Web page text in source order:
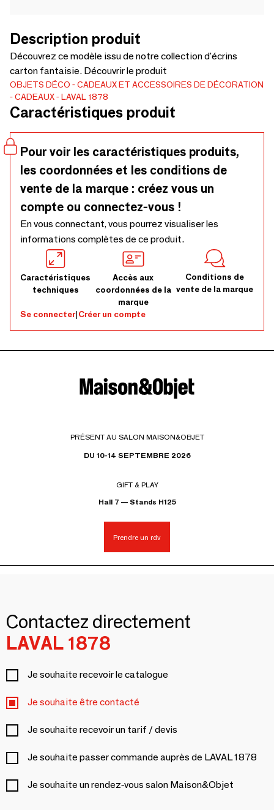
Description produit
Découvrez ce modèle issu de notre collection d'écrins
carton fantaisie. Découvrir le produit
OBJETS DÉCO
CADEAUX ET ACCESSOIRES DE DÉCORATION
CADEAUX
LAVAL 1878
Caractéristiques produit
Pour voir les caractéristiques produits,
les coordonnées et les conditions de
vente de la marque : créez vous un
compte ou connectez-vous !
En vous connectant, vous pourrez visualiser les
informations complètes de ce produit.
Caractéristiques
techniques
Accès aux
coordonnées de la
marque
Conditions de
vente de la marque
Se connecter|Créer un compte
PRÉSENT AU SALON MAISON&OBJET
DU 10-14 SEPTEMBRE 2026
GIFT & PLAY
Hall 7 — Stands H125
Prendre un rdv
Contactez directement
LAVAL 1878
Je souhaite recevoir le catalogue
Je souhaite être contacté
Je souhaite recevoir un tarif / devis
Je souhaite passer commande auprès de LAVAL 1878
Je souhaite un rendez-vous salon Maison&Objet